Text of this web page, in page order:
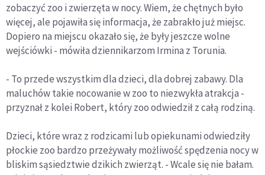
zobaczyć zoo i zwierzęta w nocy. Wiem, że chętnych było
więcej, ale pojawiła się informacja, że zabrakło już miejsc.
Dopiero na miejscu okazało się, że były jeszcze wolne
wejściówki - mówiła dziennikarzom Irmina z Torunia.
- To przede wszystkim dla dzieci, dla dobrej zabawy. Dla
maluchów takie nocowanie w zoo to niezwykła atrakcja -
przyznał z kolei Robert, który zoo odwiedził z całą rodziną.
Dzieci, które wraz z rodzicami lub opiekunami odwiedziły
płockie zoo bardzo przeżywały możliwość spędzenia nocy w
bliskim sąsiedztwie dzikich zwierząt. - Wcale się nie bałam.